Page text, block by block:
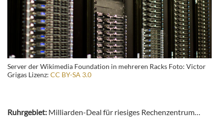
Server der Wikimedia Foundation in mehreren Racks Foto: Victor
Grigas Lizenz: CC BY-SA 3.0
Ruhrgebiet: Milliarden-Deal für riesiges Rechenzentrum…